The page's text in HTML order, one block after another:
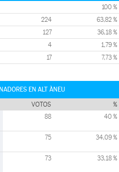
100 %
224 63,82 %
127 36,18 %
4 1,79 %
17 7,73 %
EN ALT ÀNEU
VOTOS %
88 40 %
75 34,09 %
73 33,18 %